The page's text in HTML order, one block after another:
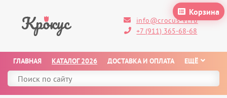
Корзина
info@crocus-vl.ru
+7 (911) 365-68-68
ГЛАВНАЯ КАТАЛОГ 2026 ДОСТАВКА И ОПЛАТА ЕЩЁ